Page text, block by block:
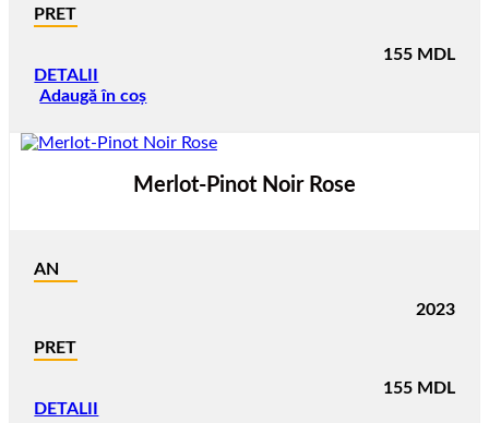
PRET
155 MDL
DETALII
Adaugă în coș
Merlot-Pinot Noir Rose
AN
2023
PRET
155 MDL
DETALII